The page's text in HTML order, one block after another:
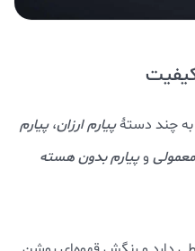
کیفیت
به چند دستۀپیارم ارزان،پیارم
معمولی وپیارم بدون هسته